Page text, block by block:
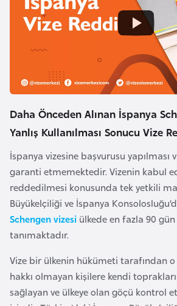
Daha Önceden Alınan İspanya
Yanlış Kullanılması Sonucu Vize
İspanya vizesine başvurusu yapılması
garanti etmemektedir. Vizenin kabul
reddedilmesi konusunda tek yetkili
Büyükelçiliği ve İspanya
Schengen vizesi ülkede en fazla 90
tanımaktadır.
Vize bir ülkenin hükümeti tarafından
hakkı olmayan kişilere kendi
sağlayan ve ülkeye olan göçü kontrol
e
u
g
a
r
i
s
t
a
n
B
u
r